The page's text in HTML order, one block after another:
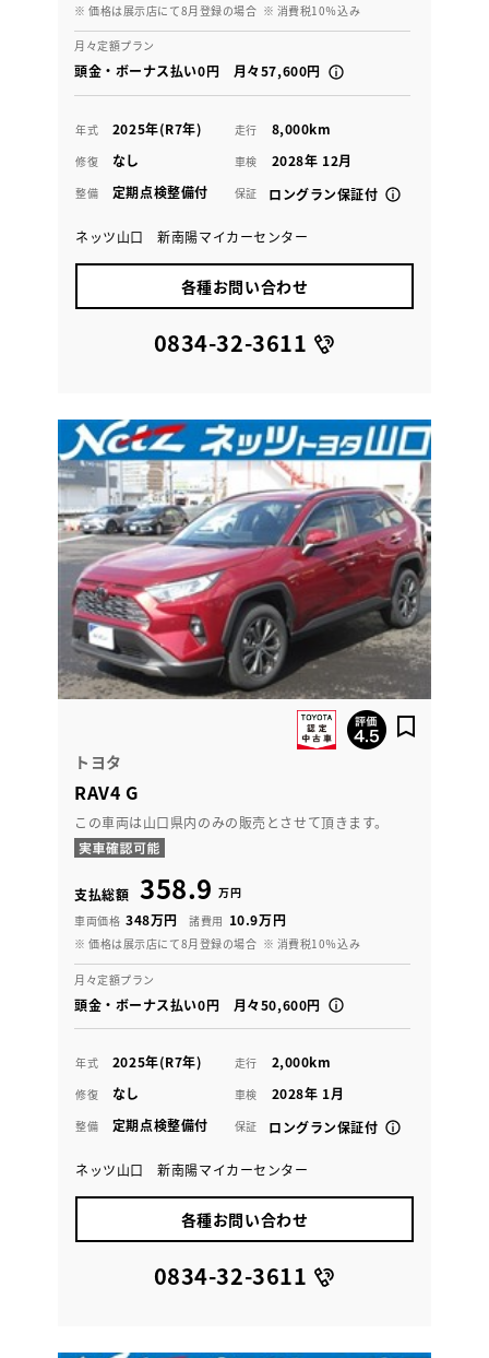
※ 価格は展示店にて8月登録の場合 ※ 消費税10％込み
月々定額プラン
頭金・ボーナス払い0円 月々57,600円
年式 2025年(R7年) 走行 8,000km
修復 なし 車検 2028年 12月
整備 定期点検整備付 保証 ロングラン保証付
ネッツ山口 新南陽マイカーセンター
各種お問い合わせ
0834-32-3611
トヨタ
RAV4 G
この車両は山口県内のみの販売とさせて頂きます。
支払総額 358.9 万円
車両価格 348万円 諸費用 10.9万円
※ 価格は展示店にて8月登録の場合 ※ 消費税10％込み
月々定額プラン
頭金・ボーナス払い0円 月々50,600円
年式 2025年(R7年) 走行 2,000km
修復 なし 車検 2028年 1月
整備 定期点検整備付 保証 ロングラン保証付
ネッツ山口 新南陽マイカーセンター
各種お問い合わせ
0834-32-3611